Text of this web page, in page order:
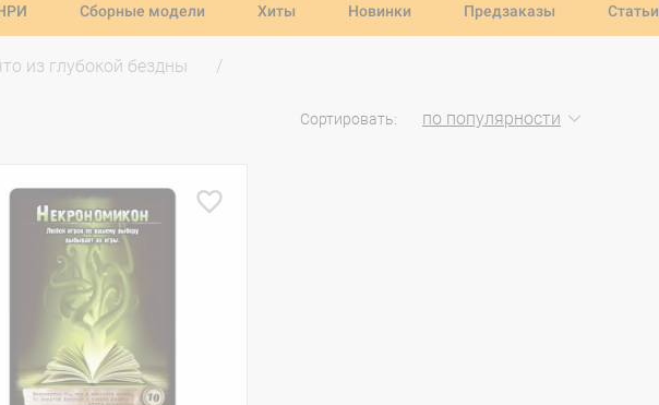
Сборные модели Хиты Новинки Предзаказы Статьи
из глубокой бездны
Сортировать: по популярности